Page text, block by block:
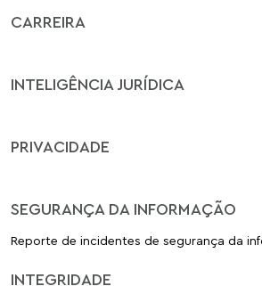
CARREIRA
INTELIGÊNCIA JURÍDICA
PRIVACIDADE
SEGURANÇA DA INFORMAÇÃO
Reporte de incidentes de segurança da
INTEGRIDADE